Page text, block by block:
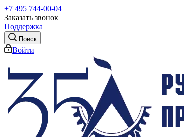
+7 495 744-00-04
Заказать звонок
Поддержка
Поиск
Войти